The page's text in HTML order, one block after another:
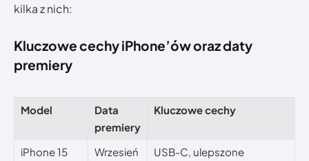
kilka z nich:
Kluczowe cechy iPhone’ów oraz daty
premiery
Model
Data
premiery
Kluczowe cechy
iPhone 15
Wrzesień
USB-C, ulepszone